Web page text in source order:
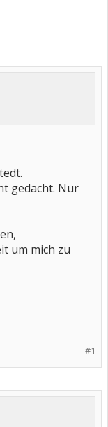
gedacht. Nur
um mich zu
#1